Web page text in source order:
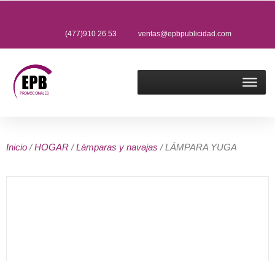
(477)910 26 53 ventas@epbpublicidad.com
Inicio /HOGAR /Lámparas y navajas / LÁMPARA YUGA